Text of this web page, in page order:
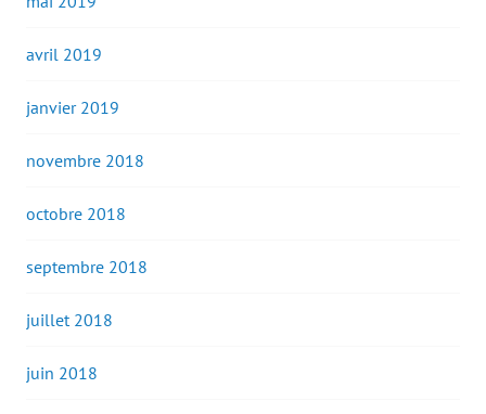
avril 2019
janvier 2019
novembre 2018
octobre 2018
septembre 2018
juillet 2018
juin 2018